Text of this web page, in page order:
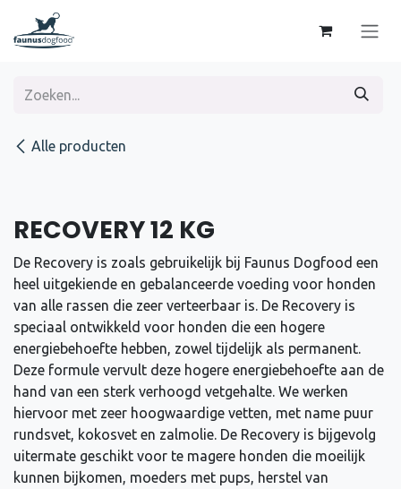
Overslaan naar inhoud
Alle producten
RECOVERY 12 KG
De Recovery is zoals gebruikelijk bij Faunus Dogfood een
heel uitgekiende en gebalanceerde voeding voor honden
van alle rassen die zeer verteerbaar is. De Recovery is
speciaal ontwikkeld voor honden die een hogere
energiebehoefte hebben, zowel tijdelijk als permanent.
Deze formule vervult deze hogere energiebehoefte aan de
hand van een sterk verhoogd vetgehalte. We werken
hiervoor met zeer hoogwaardige vetten, met name puur
rundsvet, kokosvet en zalmolie. De Recovery is bijgevolg
uitermate geschikt voor te magere honden die moeilijk
kunnen bijkomen, moeders met pups, herstel van